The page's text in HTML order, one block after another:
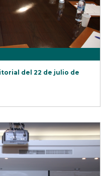
del 22 de julio de